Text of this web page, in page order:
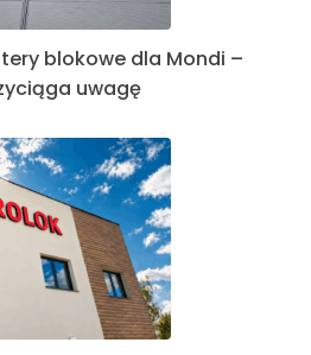
blokowe dla Mondi –
uwagę